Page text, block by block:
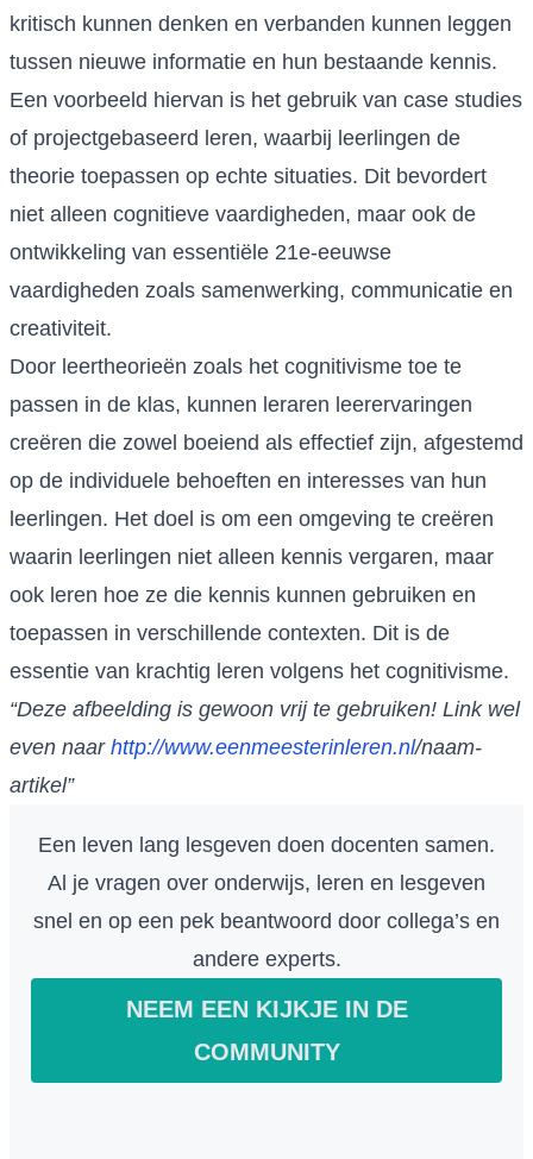
kritisch kunnen denken en verbanden kunnen leggen
tussen nieuwe informatie en hun bestaande kennis.
Een voorbeeld hiervan is het gebruik van case studies
of projectgebaseerd leren, waarbij leerlingen de
theorie toepassen op echte situaties. Dit bevordert
niet alleen cognitieve vaardigheden, maar ook de
ontwikkeling van essentiële 21e-eeuwse
vaardigheden zoals samenwerking, communicatie en
creativiteit.
Door leertheorieën zoals het cognitivisme toe te
passen in de klas, kunnen leraren leerervaringen
creëren die zowel boeiend als effectief zijn, afgestemd
op de individuele behoeften en interesses van hun
leerlingen. Het doel is om een omgeving te creëren
waarin leerlingen niet alleen kennis vergaren, maar
ook leren hoe ze die kennis kunnen gebruiken en
toepassen in verschillende contexten. Dit is de
essentie van krachtig leren volgens het cognitivisme.
“Deze afbeelding is gewoon vrij te gebruiken! Link wel
even naar http://www.eenmeesterinleren.nl/naam-
artikel”
Een leven lang lesgeven doen docenten samen.
Al je vragen over onderwijs, leren en lesgeven
snel en op een pek beantwoord door collega’s en
andere experts.
NEEM EEN KIJKJE IN DE
COMMUNITY